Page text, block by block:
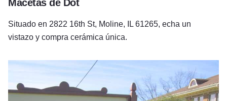
Macetas de Dot
Situado en 2822 16th St, Moline, IL 61265, echa un
vistazo y compra cerámica única.
Alto Clay Works